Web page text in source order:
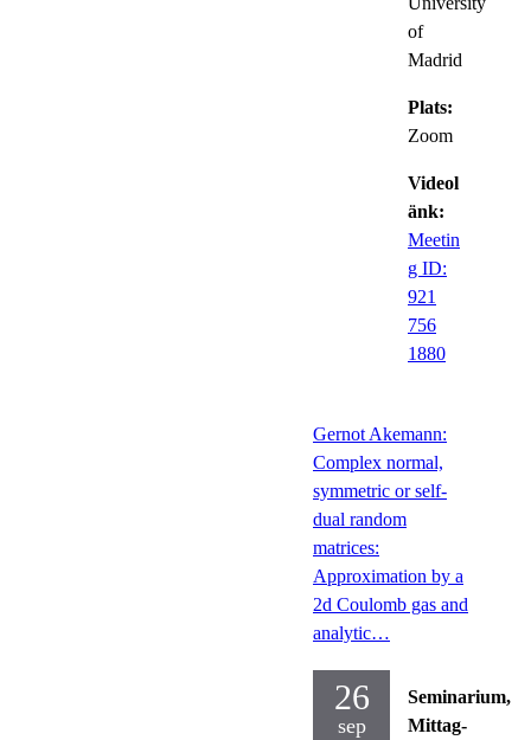
of
Madrid
Plats:
Zoom
Videol
änk:
Meetin
g ID:
921
756
1880
Gernot Akemann:
Complex normal,
symmetric or self-
dual random
matrices:
Approximation by a
2d Coulomb gas and
analytic…
26
sep
Seminarium,
Mittag-